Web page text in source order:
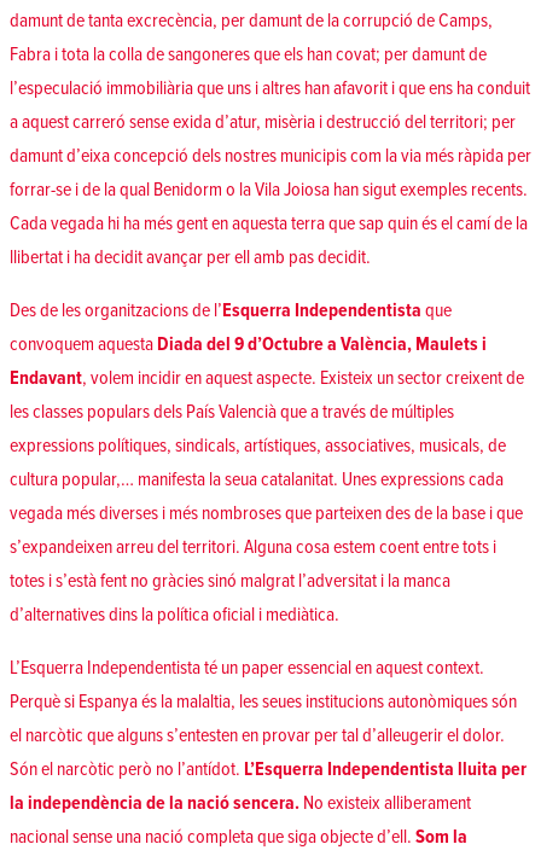
damunt de tanta excrecència, per damunt de la corrupció de Camps,
Fabra i tota la colla de sangoneres que els han covat; per damunt de
l’especulació immobiliària que uns i altres han afavorit i que ens ha conduit
a aquest carreró sense exida d’atur, misèria i destrucció del territori; per
damunt d’eixa concepció dels nostres municipis com la via més ràpida per
forrar-se i de la qual Benidorm o la Vila Joiosa han sigut exemples recents.
Cada vegada hi ha més gent en aquesta terra que sap quin és el camí de la
llibertat i ha decidit avançar per ell amb pas decidit.
Des de les organitzacions de l’Esquerra Independentista que
convoquem aquesta Diada del 9 d’Octubre a València, Maulets i
Endavant, volem incidir en aquest aspecte. Existeix un sector creixent de
les classes populars dels País Valencià que a través de múltiples
expressions polítiques, sindicals, artístiques, associatives, musicals, de
cultura popular,… manifesta la seua catalanitat. Unes expressions cada
vegada més diverses i més nombroses que parteixen des de la base i que
s’expandeixen arreu del territori. Alguna cosa estem coent entre tots i
totes i s’està fent no gràcies sinó malgrat l’adversitat i la manca
d’alternatives dins la política oficial i mediàtica.
L’Esquerra Independentista té un paper essencial en aquest context.
Perquè si Espanya és la malaltia, les seues institucions autonòmiques són
el narcòtic que alguns s’entesten en provar per tal d’alleugerir el dolor.
Són el narcòtic però no l’antídot. L’Esquerra Independentista lluita per
la independència de la nació sencera. No existeix alliberament
nacional sense una nació completa que siga objecte d’ell. Som la